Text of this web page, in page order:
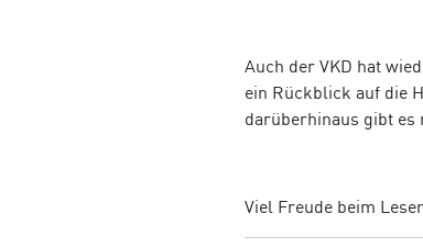
Auch der VKD hat
ein Rückblick auf die
darüberhinaus gibt es
Viel Freude beim